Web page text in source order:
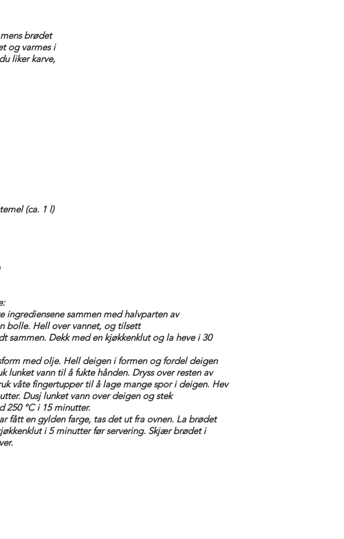
brødet
og varmes i
liker karve,
(ca. 1 l)
ingrediensene sammen med halvparten av
bolle. Hell over vannet, og tilsett
sammen. Dekk med en kjøkkenklut og la heve i 30
med olje. Hell deigen i formen og fordel deigen
lunket vann til å fukte hånden. Dryss over resten av
våte fingertupper til å lage mange spor i deigen. Hev
Dusj lunket vann over deigen og stek
250 °C i 15 minutter.
fått en gylden farge, tas det ut fra ovnen. La brødet
i 5 minutter før servering. Skjær brødet i